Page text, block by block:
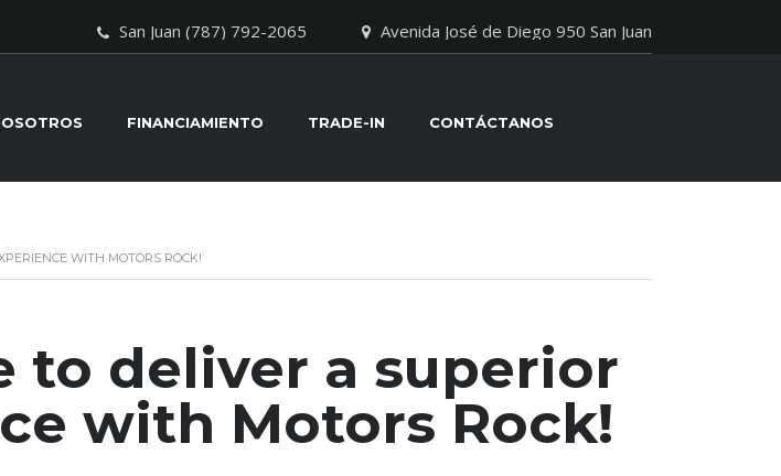
Avenida José de Diego 950 San Juan
San Juan (787) 792-2065
FINANCIAMIENTO TRADE-IN CONTÁCTANOS
WITH MOTORS ROCK!
to deliver a superior
with Motors Rock!